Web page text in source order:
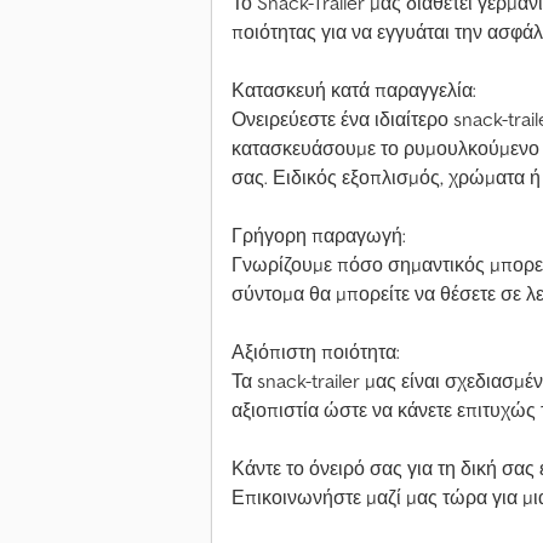
ποιότητας για να εγγυάται την
Κατασκευή κατά παραγγελία:
Ονειρεύεστε ένα ιδιαίτερο snack-
κατασκευάσουμε το ρυμουλκούμενο
σας. Ειδικός εξοπλισμός, χρώματα
Γρήγορη παραγωγή:
Γνωρίζουμε πόσο σημαντικός
σύντομα θα μπορείτε να θέσετε σε
Αξιόπιστη ποιότητα:
Τα snack-trailer μας είναι
αξιοπιστία ώστε να κάνετε
Κάντε το όνειρό σας για τη δική
Επικοινωνήστε μαζί μας τώρα για